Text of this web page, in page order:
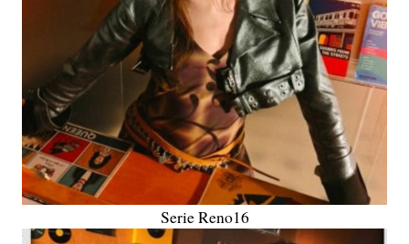
Serie Reno16